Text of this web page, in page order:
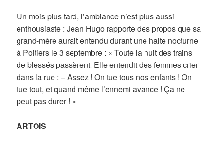
Un mois plus tard, l’ambiance n’est plus aussi
enthousiaste : Jean Hugo rapporte des propos que sa
grand-mère aurait entendu durant une halte nocturne
à Poitiers le 3 septembre : « Toute la nuit des trains
de blessés passèrent. Elle entendit des femmes crier
dans la rue : – Assez ! On tue tous nos enfants ! On
tue tout, et quand même l’ennemi avance ! Ça ne
peut pas durer ! »
ARTOIS